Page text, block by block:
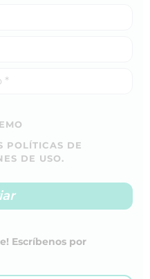
POLÍTICAS DE
DE USO.
Escríbenos por